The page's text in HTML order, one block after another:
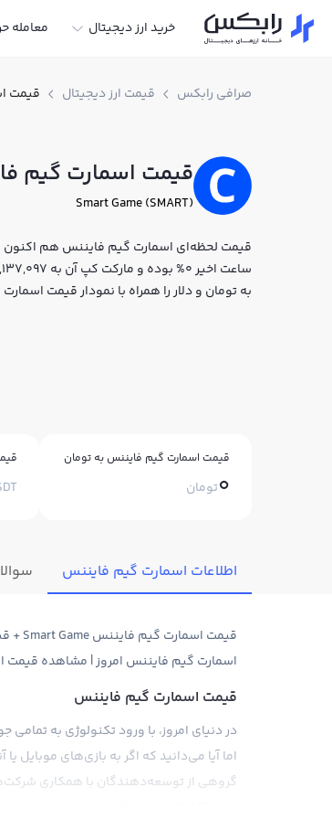
خرید ارز دیجیتال معامله
صرافی رابکس قیمت ارز دیجیتال قیمت
قیمت اسمارت گیم
Smart Game (SMART)
به تومان و دلار را همراه با نمودار قیمت
قیمت اسمارت گیم فایننس به تومان
0تومان
اطلاعات اسمارت گیم فایننس
اسمارت گیم فایننس امروز | مشاهده قیمت
قیمت اسمارت گیم فایننس
در دنیای امروز، با ورود تکنولوژی به
اما آیا می‌دانید که اگر به بازی‌های موبایل
گروهی از توسعه‌دهندگان با همکاری